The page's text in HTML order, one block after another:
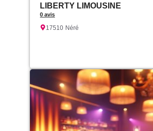
LIBERTY LIMOUSINE
0 avis
17510 Néré